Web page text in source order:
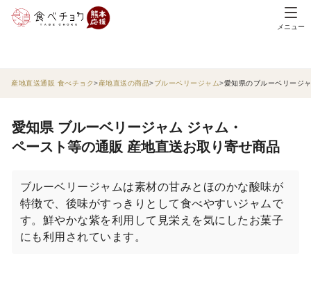
メニュー
産地直送通販 食べチョク 産地直送の商品 ブルーベリージャム 愛知県のブルーベリージ
愛知県 ブルーベリージャム ジャム・
ペースト等の通販 産地直送お取り寄せ商品
ブルーベリージャムは素材の甘みとほのかな酸味が
特徴で、後味がすっきりとして食べやすいジャムで
す。鮮やかな紫を利用して見栄えを気にしたお菓子
にも利用されています。